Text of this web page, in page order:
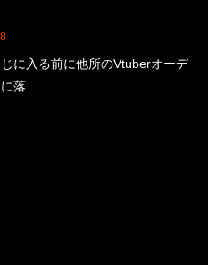
に入る前に他所のVtuberオーデ
に落…